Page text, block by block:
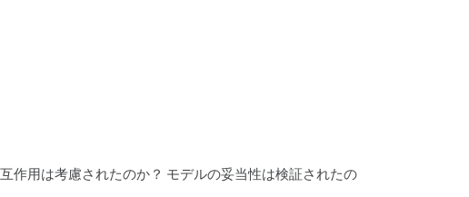
作用は考慮されたのか？ モデルの妥当性は検証されたの